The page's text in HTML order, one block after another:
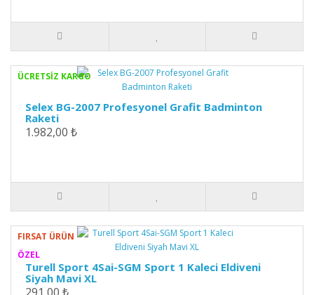
ÜCRETSİZ KARGO
Selex BG-2007 Profesyonel Grafit Badminton
Raketi
1.982,00 ₺
FIRSAT ÜRÜN
ÖZEL
Turell Sport 4Sai-SGM Sport 1 Kaleci Eldiveni
Siyah Mavi XL